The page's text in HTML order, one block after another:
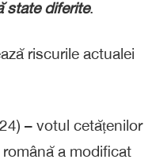
state diferite.
riscurile actualei
– votul cetățenilor
a modificat